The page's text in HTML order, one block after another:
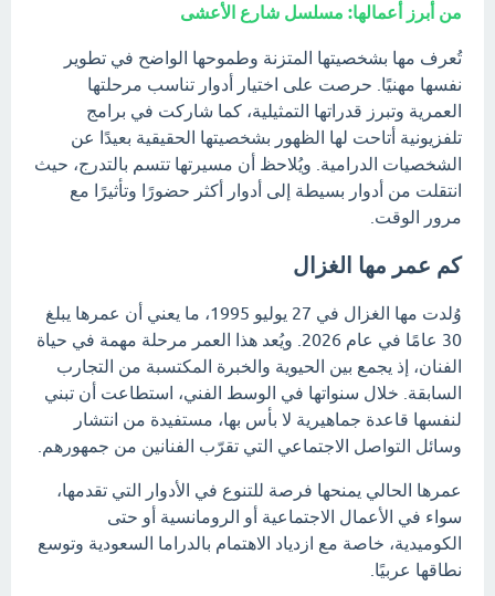
من أبرز أعمالها: مسلسل شارع الأعشى
تُعرف مها بشخصيتها المتزنة وطموحها الواضح في تطوير
نفسها مهنيًا. حرصت على اختيار أدوار تناسب مرحلتها
العمرية وتبرز قدراتها التمثيلية، كما شاركت في برامج
تلفزيونية أتاحت لها الظهور بشخصيتها الحقيقية بعيدًا عن
الشخصيات الدرامية. ويُلاحظ أن مسيرتها تتسم بالتدرج، حيث
انتقلت من أدوار بسيطة إلى أدوار أكثر حضورًا وتأثيرًا مع
مرور الوقت.
كم عمر مها الغزال
وُلدت مها الغزال في 27 يوليو 1995، ما يعني أن عمرها يبلغ
30 عامًا في عام 2026. ويُعد هذا العمر مرحلة مهمة في حياة
الفنان، إذ يجمع بين الحيوية والخبرة المكتسبة من التجارب
السابقة. خلال سنواتها في الوسط الفني، استطاعت أن تبني
لنفسها قاعدة جماهيرية لا بأس بها، مستفيدة من انتشار
وسائل التواصل الاجتماعي التي تقرّب الفنانين من جمهورهم.
عمرها الحالي يمنحها فرصة للتنوع في الأدوار التي تقدمها،
سواء في الأعمال الاجتماعية أو الرومانسية أو حتى
الكوميدية، خاصة مع ازدياد الاهتمام بالدراما السعودية وتوسع
نطاقها عربيًا.